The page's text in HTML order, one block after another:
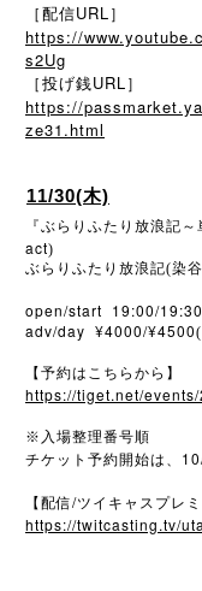
［配信URL］
https://
s2Ug
［投げ銭URL］
https://
ze31.html
11/30(木)
『ぶらりふたり放浪記
act)
ぶらりふたり放浪記(染
open/start 19:00/19:30
adv/day ¥4000/¥4500(
【予約はこちらから】
https://tiget.net/
※ 入場整理番号順
チケット予約開始は、
【配信/ツイキャスプレミ
https://twitcasting.tv/